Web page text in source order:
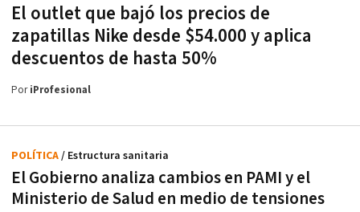
El outlet que bajó los precios de
zapatillas Nike desde $54.000 y aplica
descuentos de hasta 50%
PoriProfesional
El Gobierno analiza cambios en PAMI y el
Ministerio de Salud en medio de tensiones
POLÍTICA/ Estructura sanitaria